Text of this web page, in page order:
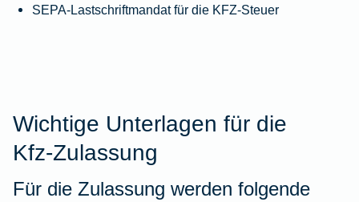
SEPA‑Lastschriftmandat für die KFZ‑Steuer
Wichtige Unterlagen für die
Kfz‑Zulassung
Für die Zulassung werden folgende